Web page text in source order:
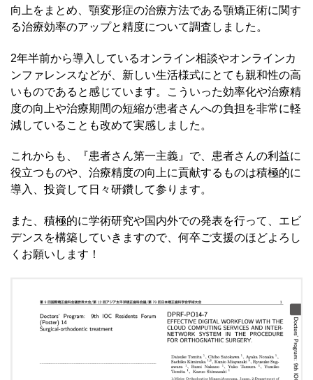
向上をまとめ、顎変形症の治療方法である顎矯正術に関す
る治療効率のアップと精度について調査しました。
2年半前から導入しているオンライン相談やオンラインカ
ンファレンスなどが、新しい生活様式にとても親和性の高
いものであると感じています。こういった効率化や治療精
度の向上や治療期間の短縮が患者さんへの負担を非常に軽
減していることも改めて実感しました。
これからも、『患者さん第一主義』で、患者さんの利益に
役立つものや、治療精度の向上に貢献するものは積極的に
導入、投資して日々研鑽して参ります。
また、積極的に学術研究や国内外での発表を行って、エビ
デンスを構築していきますので、何卒ご支援のほどよろし
くお願いします！